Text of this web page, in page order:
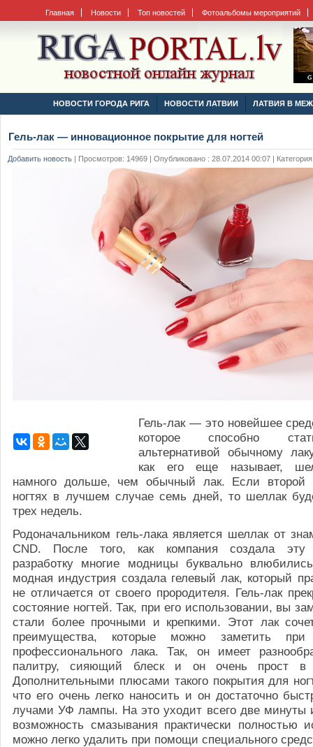
Главная Новости Топ новостей Фотоальбомы мероприятий
НОВОСТИ ГОРОДА РИГА НОВОСТИ ЛАТВИИ ЛАТВИЯ В
Гель-лак — инновационное покрытие для ногтей
Добавить новость | Просмотров: 14969 | Опубликовано : 28.07.2014 00:07 |
Гель-лак — это новейшее
которое способно
альтернативой обычному
как его еще называет,
намного дольше, чем обычный лак. Если второй
ногтях в лучшем случае семь дней, то шеллак
трех недель.
Родоначальником гель-лака является шеллак от
CND. После того, как компания создала эту
разработку многие модницы буквально
модная индустрия создала гелевый лак, который
не отличается от своего прородителя. Гель-лак
состояние ногтей. Так, при его использовании, вы
стали более прочными и крепкими. Этот лак
преимущества, которые можно заметить при
профессионального лака. Так, он имеет
палитру, сияющий блеск и он очень прост в
Дополнительными плюсами такого покрытия для
что его очень легко наносить и он достаточно
лучами УФ лампы. На это уходит всего две минуты
возможность смазывания практически полностью
можно легко удалить при помощи специального